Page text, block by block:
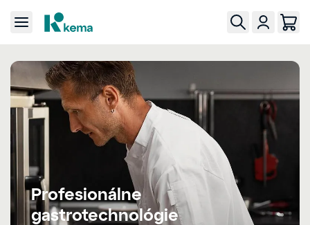
Profesionálne
gastrotechnológie